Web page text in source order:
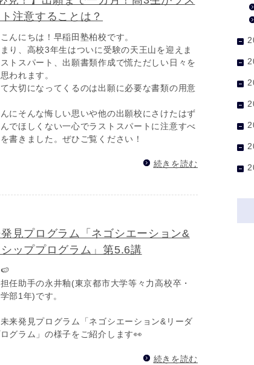
ト注意することは？
んにちは！早稲田塾柏校です。
り、高校3年生はついに受験の天王山を迎えま
トスパート、出願書類作成で慌ただしい日々を
われます。
大切になってくるのは出願に必要な書類の用意
にそんな悔しい思いや他の出願校にさけたはず
でほしくない一心でラストスパートに注意すべ
書きました。ぜひご覧ください！
続きを読む
見プログラム「ネゴシエーション&
シッププログラム」第5.6講
任助手の永井釉(東京都市大学等々力高校卒・
部1年)です。
来発見プログラム「ネゴシエーション&リーダ
グラム」の様子をご紹介します👀
続きを読む